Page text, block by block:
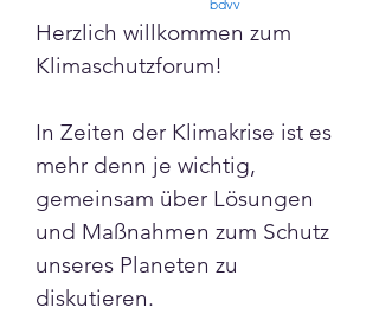
bdvv
Herzlich willkommen zum
Klimaschutzforum!
In Zeiten der Klimakrise ist es
mehr denn je wichtig,
gemeinsam über Lösungen
und Maßnahmen zum Schutz
unseres Planeten zu
diskutieren.